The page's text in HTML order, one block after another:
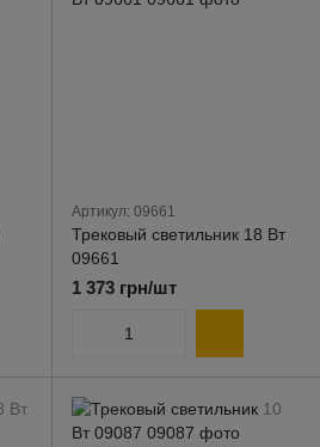
Артикул: 09661
Трековый светильник 18 Вт
09661
1 373 грн/шт